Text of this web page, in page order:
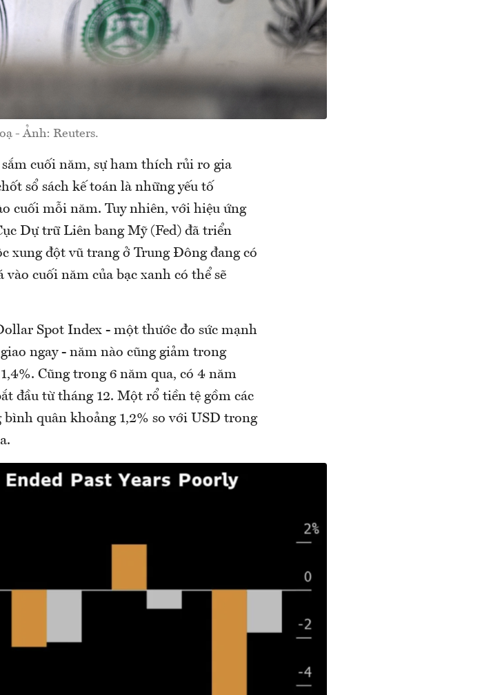
- Ảnh: Reuters.
cuối năm, sự ham thích rủi ro gia
sổ sách kế toán là những yếu tố
cuối mỗi năm. Tuy nhiên, với hiệu ứng
Dự trữ Liên bang Mỹ (Fed) đã triển
xung đột vũ trang ở Trung Đông đang có
cuối năm của bạc xanh có thể sẽ
Spot Index - một thước đo sức mạnh
ngay - năm nào cũng giảm trong
Cũng trong 6 năm qua, có 4 năm
đầu từ tháng 12. Một rổ tiền tệ gồm các
quân khoảng 1,2% so với USD trong